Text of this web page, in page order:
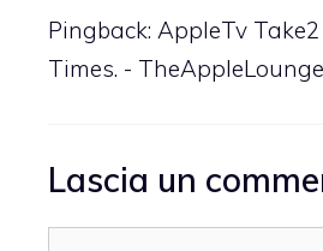
Pingback: AppleTv
Times. - TheAppleLounge
Lascia un